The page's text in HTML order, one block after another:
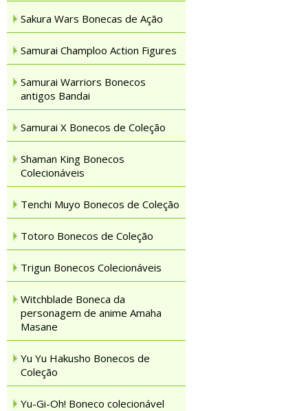
Sakura Wars Bonecas de Ação
Samurai Champloo Action Figures
Samurai Warriors Bonecos
antigos Bandai
Samurai X Bonecos de Coleção
Shaman King Bonecos
Colecionáveis
Tenchi Muyo Bonecos de Coleção
Totoro Bonecos de Coleção
Trigun Bonecos Colecionáveis
Witchblade Boneca da
personagem de anime Amaha
Masane
Yu Yu Hakusho Bonecos de
Coleção
Yu-Gi-Oh! Boneco colecionável